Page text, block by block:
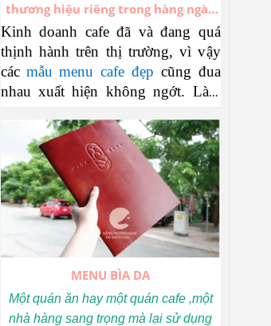
thương hiệu riêng trong hàng ngàn
thương hiệu cafe đang thịnh hành
Kinh doanh cafe đã và đang quá
thịnh hành trên thị trường, vì vậy
các mẫu menu cafe đẹp cũng đua
nhau xuất hiện không ngớt. Làm
cafe mới mẻ không trùng lặp, hấp
dẫn khách hàng, đó là điều mà bất
cứ cơ cở sản xuất menu nào cũng
dày công suy nghĩ và hướng tới để
theo kịp xu thế.
MENU BÌA DA
Một quán ăn hay một quán cafe ,một
nhà hàng sang trọng mà lại sử dụng